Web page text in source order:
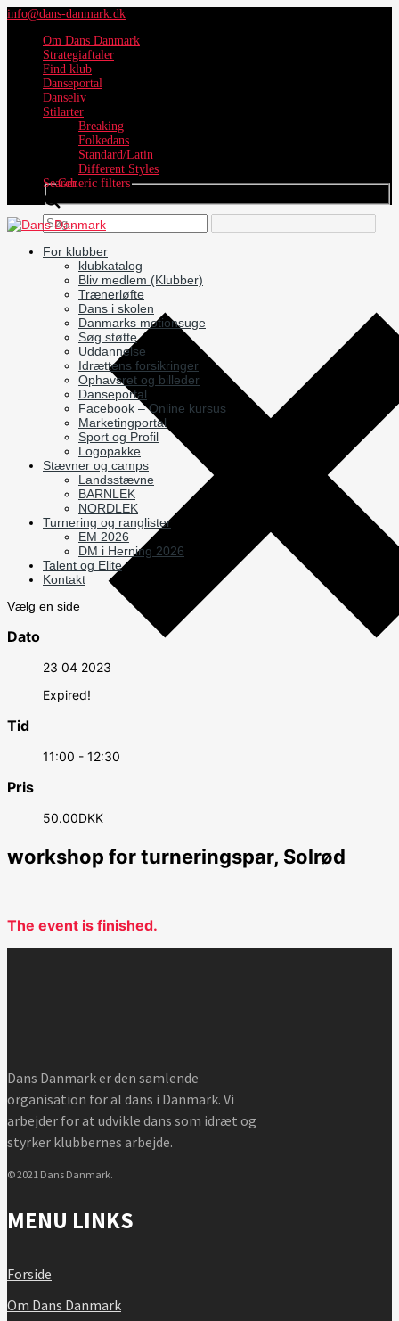
info@dans-danmark.dk
Om Dans Danmark
Strategiaftaler
Find klub
Danseportal
Danseliv
Stilarter
Breaking
Folkedans
Standard/Latin
Different Styles
Search
Generic filters
For klubber
klubkatalog
Bliv medlem (Klubber)
Trænerløfte
Dans i skolen
Danmarks motionsuge
Søg støtte
Uddannelse
Idrættens forsikringer
Ophavsret og billeder
Danseportal
Facebook – Online kursus
Marketingportal
Sport og Profil
Logopakke
Stævner og camps
Landsstævne
BARNLEK
NORDLEK
Turnering og ranglister
EM 2026
DM i Herning 2026
Talent og Elite
Kontakt
Vælg en side
Dato
23 04 2023
Expired!
Tid
11:00 - 12:30
Pris
50.00DKK
workshop for turneringspar, Solrød
The event is finished.
Dans Danmark er den samlende
organisation for al dans i Danmark. Vi
arbejder for at udvikle dans som idræt og
styrker klubbernes arbejde.
© 2021 Dans Danmark.
MENU LINKS
Forside
Om Dans Danmark